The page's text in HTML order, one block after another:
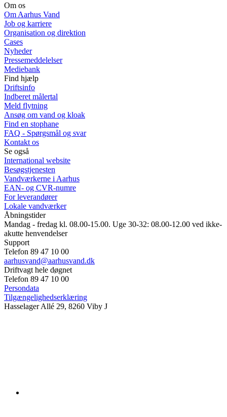
Om os
Om Aarhus Vand
Job og karriere
Organisation og direktion
Cases
Nyheder
Pressemeddelelser
Mediebank
Find hjælp
Driftsinfo
Indberet målertal
Meld flytning
Ansøg om vand og kloak
Find en stophane
FAQ - Spørgsmål og svar
Kontakt os
Se også
International website
Besøgstjenesten
Vandværkerne i Aarhus
EAN- og CVR-numre
For leverandører
Lokale vandværker
Åbningstider
Mandag - fredag kl. 08.00-15.00. Uge 30-32: 08.00-12.00 ved ikke-
akutte henvendelser
Support
Telefon 89 47 10 00
aarhusvand@aarhusvand.dk
Driftvagt hele døgnet
Telefon 89 47 10 00
Persondata
Tilgængelighedserklæring
Hasselager Allé 29, 8260 Viby J